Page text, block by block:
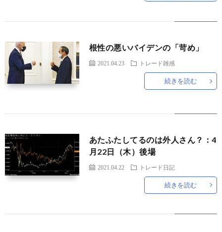
根性の悪いバイデンの「苛め」
2021.04.23 トレード雑感
続きを読む
あたふたしてるのは外人さん？：4
月22日（木）後場
2021.04.22 トレード日記
続きを読む